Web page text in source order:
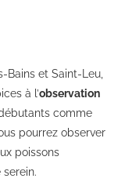
Bains et Saint-Leu,
à l’observation
comme
pourrez observer
poissons